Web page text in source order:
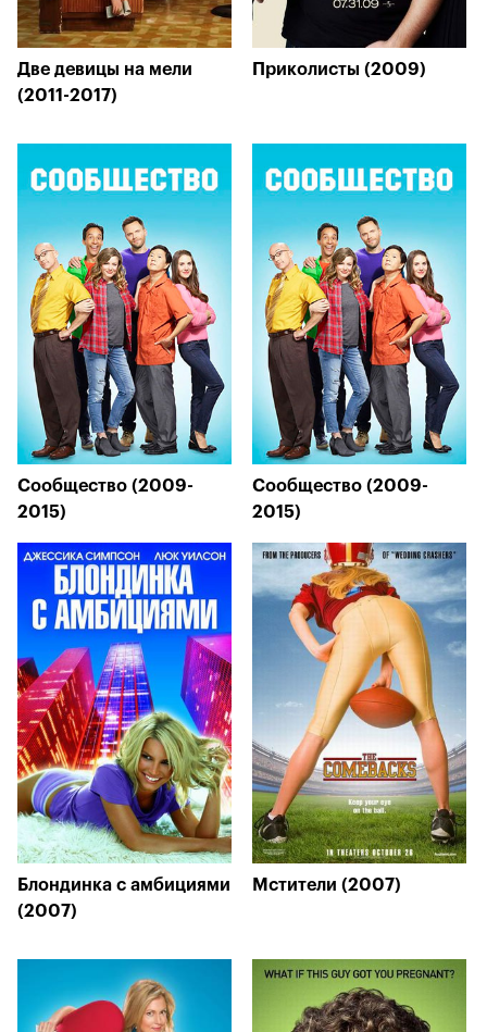
Две девицы на мели
(2011-2017)
Приколисты (2009)
Сообщество (2009-
2015)
Сообщество (2009-
2015)
Блондинка с амбициями
(2007)
Мстители (2007)